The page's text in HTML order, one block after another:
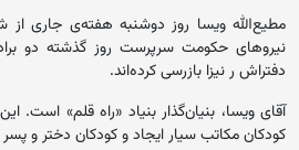
مطیع‌الله ویسا روز دوشنبه هفته‌ی جاری
نیروهای حکومت سرپرست روز گذشته دو
دفتراش ر نیزا بازرسی کرده‌اند.
آقای ویسا، بنیان‌گذار بنیاد «راه قلم» است.
کودکان مکاتب سیار ایجاد و کودکان دختر و